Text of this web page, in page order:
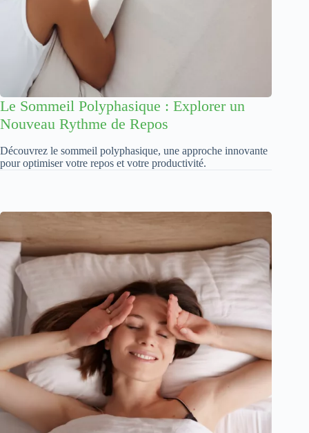
Le Sommeil Polyphasique : Explorer un
Nouveau Rythme de Repos
Découvrez le sommeil polyphasique, une approche innovante
pour optimiser votre repos et votre productivité.